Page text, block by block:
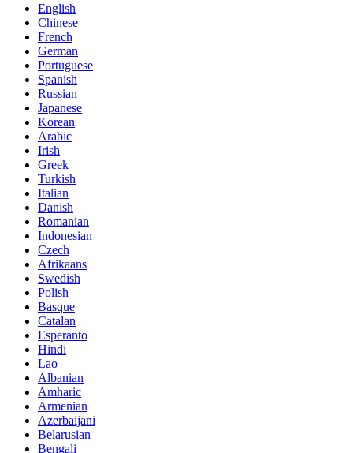
English
Chinese
French
German
Portuguese
Spanish
Russian
Japanese
Korean
Arabic
Irish
Greek
Turkish
Italian
Danish
Romanian
Indonesian
Czech
Afrikaans
Swedish
Polish
Basque
Catalan
Esperanto
Hindi
Lao
Albanian
Amharic
Armenian
Azerbaijani
Belarusian
Bengali